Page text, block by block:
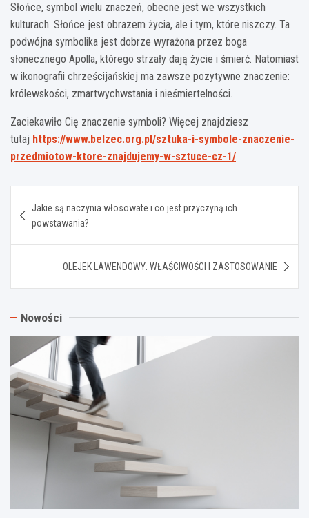
Słońce, symbol wielu znaczeń, obecne jest we wszystkich
kulturach. Słońce jest obrazem życia, ale i tym, które niszczy. Ta
podwójna symbolika jest dobrze wyrażona przez boga
słonecznego Apolla, którego strzały dają życie i śmierć. Natomiast
w ikonografii chrześcijańskiej ma zawsze pozytywne znaczenie:
królewskości, zmartwychwstania i nieśmiertelności.
Zaciekawiło Cię znaczenie symboli? Więcej znajdziesz
tutaj https://www.belzec.org.pl/sztuka-i-symbole-znaczenie-
przedmiotow-ktore-znajdujemy-w-sztuce-cz-1/
wpisu
Jakie są naczynia włosowate i co jest przyczyną ich
powstawania?
OLEJEK LAWENDOWY: WŁAŚCIWOŚCI I ZASTOSOWANIE
Nowości